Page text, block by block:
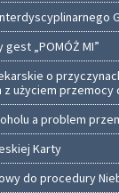
„POMÓŻ MI”
o
z użyciem przemocy
a problem
Karty
do procedury